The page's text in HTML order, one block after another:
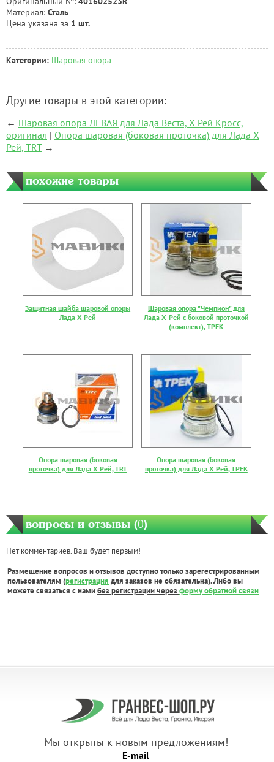
Материал: Сталь
Цена указана за 1 шт.
Категории: Шаровая опора
Другие товары в этой категории:
← Шаровая опора ЛЕВАЯ для Лада Веста, Х Рей Кросс,
оригинал | Опора шаровая (боковая проточка) для Лада Х
Рей, TRT→
похожие товары
Защитная шайба шаровой опоры
Лада Х Рей
Шаровая опора "Чемпион" для
Лада Х-Рей с боковой проточкой
(комплект), ТРЕК
Опора шаровая (боковая
проточка) для Лада Х Рей, TRT
Опора шаровая (боковая
проточка) для Лада Х Рей, ТРЕК
вопросы и отзывы (0)
Нет комментариев. Ваш будет первым!
Размещение вопросов и отзывов доступно только зарегестрированным
пользователям (регистрация для заказов не обязательна). Либо вы
можете связаться с намибез регистрации через форму обратной связи
Мы открыты к новым предложениям!
E-mail